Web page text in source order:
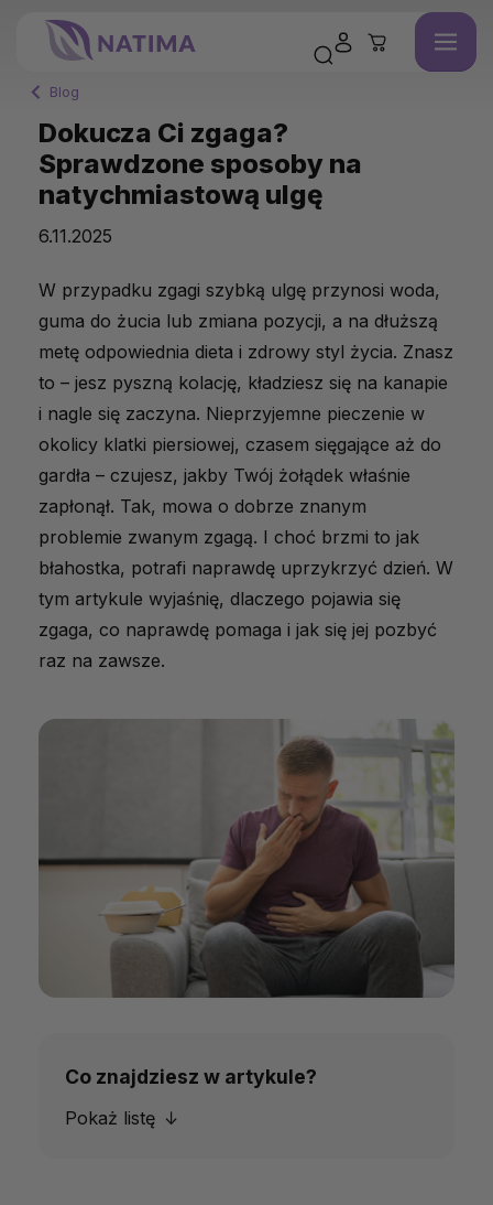
Blog
Dokucza Ci zgaga?
Sprawdzone sposoby na
natychmiastową ulgę
6.11.2025
W przypadku zgagi szybką ulgę przynosi woda,
guma do żucia lub zmiana pozycji, a na dłuższą
metę odpowiednia dieta i zdrowy styl życia. Znasz
to – jesz pyszną kolację, kładziesz się na kanapie
i nagle się zaczyna. Nieprzyjemne pieczenie w
okolicy klatki piersiowej, czasem sięgające aż do
gardła – czujesz, jakby Twój żołądek właśnie
zapłonął. Tak, mowa o dobrze znanym
problemie zwanym zgagą. I choć brzmi to jak
błahostka, potrafi naprawdę uprzykrzyć dzień. W
tym artykule wyjaśnię, dlaczego pojawia się
zgaga, co naprawdę pomaga i jak się jej pozbyć
raz na zawsze.
Co znajdziesz w artykule?
Pokaż listę